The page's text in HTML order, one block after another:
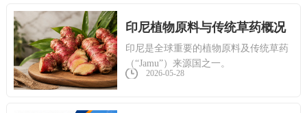
印尼植物原料与传统草药概况
印尼是全球重要的植物原料及传统草药
（“Jamu”）来源国之一。
2026-05-28